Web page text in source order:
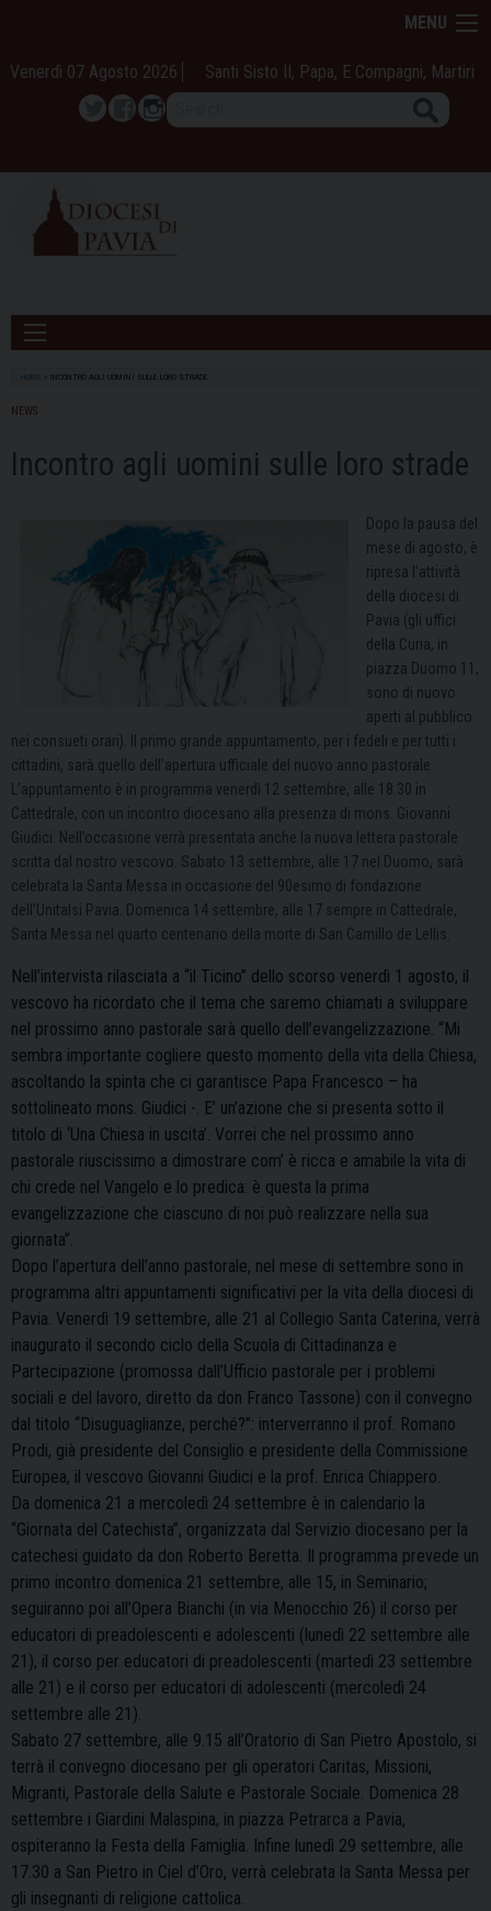
content
MENU
Venerdì 07 Agosto 2026 Santi Sisto II, Papa, E Compagni, Martiri
TwitterFacebook
Instagram
HOME INCONTRO AGLI UOMINI SULLE LORO STRADE
NEWS
Incontro agli uomini sulle loro strade
Dopo la pausa del
mese di agosto, è
ripresa l’attività
della diocesi di
Pavia (gli uffici
della Curia, in
piazza Duomo 11,
sono di nuovo
aperti al pubblico
nei consueti orari). Il primo grande appuntamento, per i fedeli e per tutti i
cittadini, sarà quello dell’apertura ufficiale del nuovo anno pastorale.
L’appuntamento è in programma venerdì 12 settembre, alle 18.30 in
Cattedrale, con un incontro diocesano alla presenza di mons. Giovanni
Giudici. Nell’occasione verrà presentata anche la nuova lettera pastorale
scritta dal nostro vescovo. Sabato 13 settembre, alle 17 nel Duomo, sarà
celebrata la Santa Messa in occasione del 90esimo di fondazione
dell’Unitalsi Pavia. Domenica 14 settembre, alle 17 sempre in Cattedrale,
Santa Messa nel quarto centenario della morte di San Camillo de Lellis.
Nell’intervista rilasciata a “il Ticino” dello scorso venerdì 1 agosto, il
vescovo ha ricordato che il tema che saremo chiamati a sviluppare
nel prossimo anno pastorale sarà quello dell’evangelizzazione. “Mi
sembra importante cogliere questo momento della vita della Chiesa,
ascoltando la spinta che ci garantisce Papa Francesco – ha
sottolineato mons. Giudici -. E’ un’azione che si presenta sotto il
titolo di ‘Una Chiesa in uscita’. Vorrei che nel prossimo anno
pastorale riuscissimo a dimostrare com’ è ricca e amabile la vita di
chi crede nel Vangelo e lo predica: è questa la prima
evangelizzazione che ciascuno di noi può realizzare nella sua
giornata”.
Dopo l’apertura dell’anno pastorale, nel mese di settembre sono in
programma altri appuntamenti significativi per la vita della diocesi di
Pavia. Venerdì 19 settembre, alle 21 al Collegio Santa Caterina, verrà
inaugurato il secondo ciclo della Scuola di Cittadinanza e
Partecipazione (promossa dall’Ufficio pastorale per i problemi
sociali e del lavoro, diretto da don Franco Tassone) con il convegno
dal titolo “Disuguaglianze, perché?”: interverranno il prof. Romano
Prodi, già presidente del Consiglio e presidente della Commissione
Europea, il vescovo Giovanni Giudici e la prof. Enrica Chiappero.
Da domenica 21 a mercoledì 24 settembre è in calendario la
“Giornata del Catechista”, organizzata dal Servizio diocesano per la
catechesi guidato da don Roberto Beretta. Il programma prevede un
primo incontro domenica 21 settembre, alle 15, in Seminario;
seguiranno poi all’Opera Bianchi (in via Menocchio 26) il corso per
educatori di preadolescenti e adolescenti (lunedì 22 settembre alle
21), il corso per educatori di preadolescenti (martedì 23 settembre
alle 21) e il corso per educatori di adolescenti (mercoledì 24
settembre alle 21).
Sabato 27 settembre, alle 9.15 all’Oratorio di San Pietro Apostolo, si
terrà il convegno diocesano per gli operatori Caritas, Missioni,
Migranti, Pastorale della Salute e Pastorale Sociale. Domenica 28
settembre i Giardini Malaspina, in piazza Petrarca a Pavia,
ospiteranno la Festa della Famiglia. Infine lunedì 29 settembre, alle
17.30 a San Pietro in Ciel d’Oro, verrà celebrata la Santa Messa per
gli insegnanti di religione cattolica.